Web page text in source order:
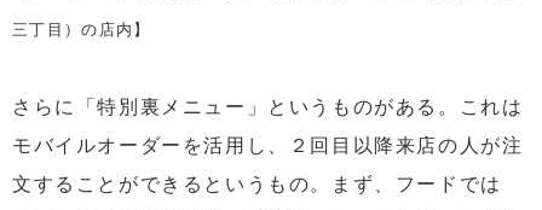
三丁目）の店内】
さらに「特別裏メニュー」というものがある。これは
モバイルオーダーを活用し、２回目以降来店の人が注
文することができるというもの。まず、フードでは